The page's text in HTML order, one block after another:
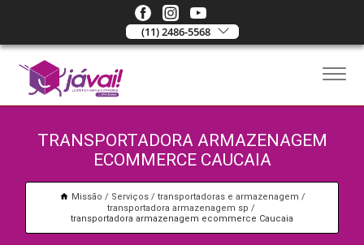
(11) 2486-5568
TRANSPORTADORA ARMAZENAGEM
ECOMMERCE CAUCAIA
Missão Serviços
transportadoras e armazenagem
transportadora armazenagem sp
transportadora armazenagem ecommerce Caucaia